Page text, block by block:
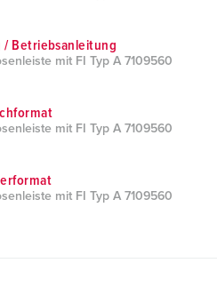
/ Betriebsanleitung
mit FI Typ A 7109560
mit FI Typ A 7109560
mit FI Typ A 7109560